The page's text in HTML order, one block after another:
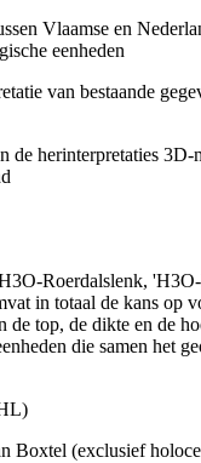
Vlaamse en
eenheden
van bestaande
de herinterpretaties 3D-
Roerdalslenk,
in totaal de kans op
de top, de dikte en de
die samen het
Boxtel (exclusief